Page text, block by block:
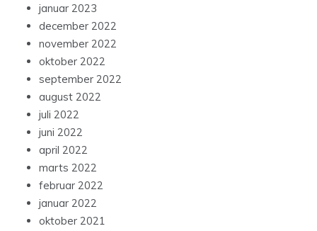
januar 2023
december 2022
november 2022
oktober 2022
september 2022
august 2022
juli 2022
juni 2022
april 2022
marts 2022
februar 2022
januar 2022
oktober 2021